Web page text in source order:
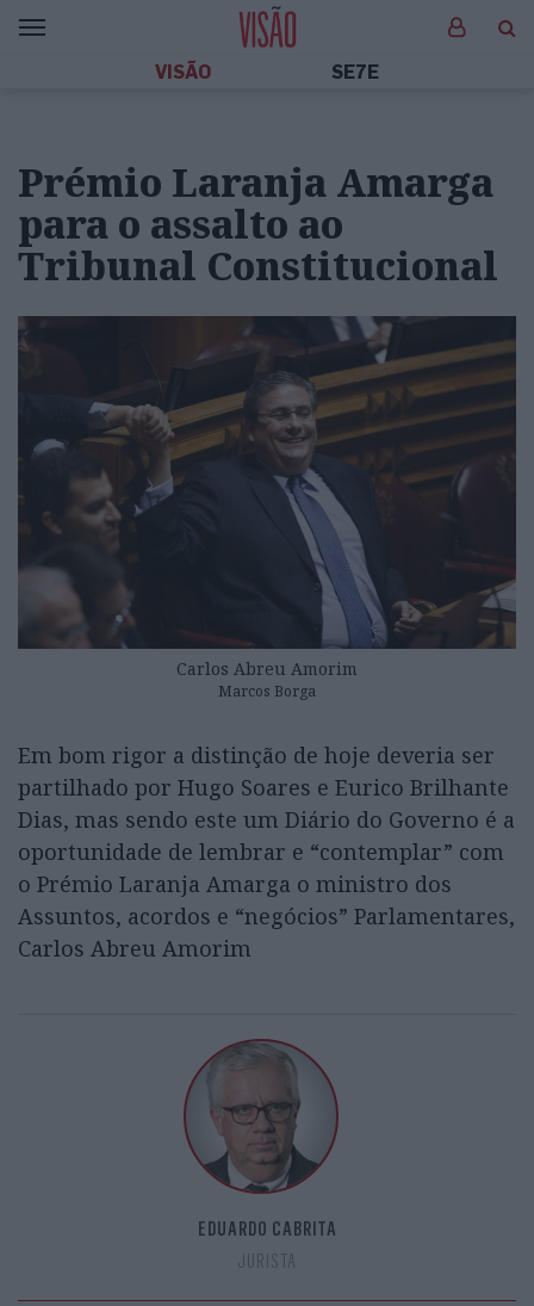
VISÃO SE7E
Prémio Laranja Amarga
para o assalto ao
Tribunal Constitucional
Carlos Abreu Amorim
Marcos Borga
Em bom rigor a distinção de hoje deveria ser
partilhado por Hugo Soares e Eurico Brilhante
Dias, mas sendo este um Diário do Governo é a
oportunidade de lembrar e “contemplar” com
o Prémio Laranja Amarga o ministro dos
Assuntos, acordos e “negócios” Parlamentares,
Carlos Abreu Amorim
EDUARDO CABRITA
JURISTA